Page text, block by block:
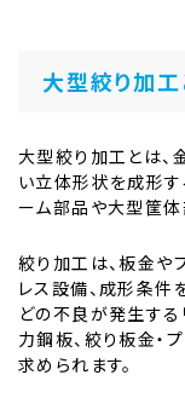
大型絞り加工
大型絞り加工とは、
い立体形状を成形す
ーム部品や大型筐体
絞り加工は、板金や
レス設備、成形条件
どの不良が発生する
力鋼板、絞り板金・
求められます。